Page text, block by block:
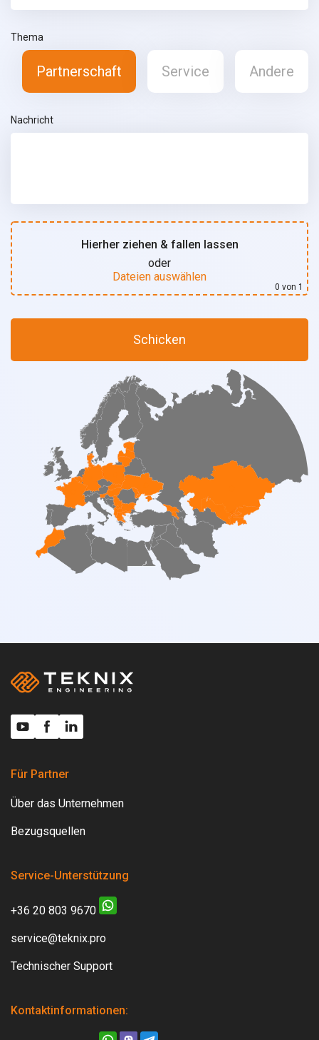
Thema
Partnerschaft Service Andere
Nachricht
Hierher ziehen & fallen lassen
oder
Dateien auswählen
0 von 1
Für Partner
Über das Unternehmen
Bezugsquellen
Service-Unterstützung
+36 20 803 9670
service@teknix.pro
Technischer Support
Kontaktinformationen: